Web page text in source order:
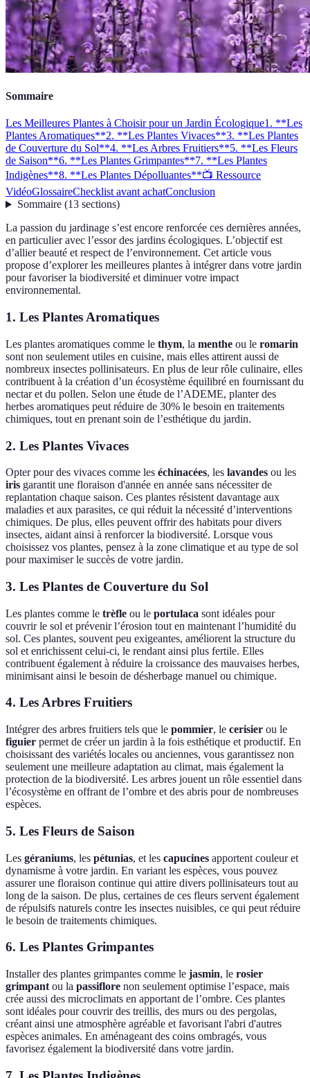
Sommaire
Les Meilleures Plantes à Choisir pour un Jardin Écologique1. **Les
Plantes Aromatiques**2. **Les Plantes Vivaces**3. **Les Plantes
de Couverture du Sol**4. **Les Arbres Fruitiers**5. **Les Fleurs
de Saison**6. **Les Plantes Grimpantes**7. **Les Plantes
Indigènes**8. **Les Plantes Dépolluantes**📺 Ressource
VidéoGlossaireChecklist avant achatConclusion
Sommaire(13 sections)
La passion du jardinage s’est encore renforcée ces dernières années,
en particulier avec l’essor des jardins écologiques. L’objectif est
d’allier beauté et respect de l’environnement. Cet article vous
propose d’explorer les meilleures plantes à intégrer dans votre jardin
pour favoriser la biodiversité et diminuer votre impact
environnemental.
1. Les Plantes Aromatiques
Les plantes aromatiques comme le thym, la menthe ou le romarin
sont non seulement utiles en cuisine, mais elles attirent aussi de
nombreux insectes pollinisateurs. En plus de leur rôle culinaire, elles
contribuent à la création d’un écosystème équilibré en fournissant du
nectar et du pollen. Selon une étude de l’ADEME, planter des
herbes aromatiques peut réduire de 30% le besoin en traitements
chimiques, tout en prenant soin de l’esthétique du jardin.
2. Les Plantes Vivaces
Opter pour des vivaces comme les échinacées, les lavandes ou les
iris garantit une floraison d'année en année sans nécessiter de
replantation chaque saison. Ces plantes résistent davantage aux
maladies et aux parasites, ce qui réduit la nécessité d’interventions
chimiques. De plus, elles peuvent offrir des habitats pour divers
insectes, aidant ainsi à renforcer la biodiversité. Lorsque vous
choisissez vos plantes, pensez à la zone climatique et au type de sol
pour maximiser le succès de votre jardin.
3. Les Plantes de Couverture du Sol
Les plantes comme le trèfle ou le portulaca sont idéales pour
couvrir le sol et prévenir l’érosion tout en maintenant l’humidité du
sol. Ces plantes, souvent peu exigeantes, améliorent la structure du
sol et enrichissent celui-ci, le rendant ainsi plus fertile. Elles
contribuent également à réduire la croissance des mauvaises herbes,
minimisant ainsi le besoin de désherbage manuel ou chimique.
4. Les Arbres Fruitiers
Intégrer des arbres fruitiers tels que le pommier, le cerisier ou le
figuier permet de créer un jardin à la fois esthétique et productif. En
choisissant des variétés locales ou anciennes, vous garantissez non
seulement une meilleure adaptation au climat, mais également la
protection de la biodiversité. Les arbres jouent un rôle essentiel dans
l’écosystème en offrant de l’ombre et des abris pour de nombreuses
espèces.
5. Les Fleurs de Saison
Les géraniums, les pétunias, et les capucines apportent couleur et
dynamisme à votre jardin. En variant les espèces, vous pouvez
assurer une floraison continue qui attire divers pollinisateurs tout au
long de la saison. De plus, certaines de ces fleurs servent également
de répulsifs naturels contre les insectes nuisibles, ce qui peut réduire
le besoin de traitements chimiques.
6. Les Plantes Grimpantes
Installer des plantes grimpantes comme le jasmin, le rosier
grimpant ou la passiflore non seulement optimise l’espace, mais
crée aussi des microclimats en apportant de l’ombre. Ces plantes
sont idéales pour couvrir des treillis, des murs ou des pergolas,
créant ainsi une atmosphère agréable et favorisant l'abri d'autres
espèces animales. En aménageant des coins ombragés, vous
favorisez également la biodiversité dans votre jardin.